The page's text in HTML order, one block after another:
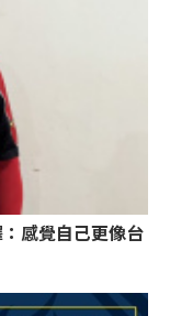
感覺自己更像台